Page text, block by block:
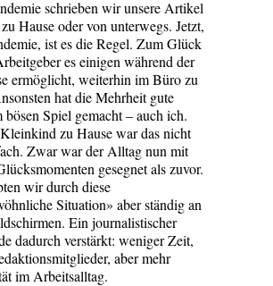
schrieben wir unsere Artikel
­Hause oder von unterwegs. Jetzt,
ist es die Regel. Zum Glück
es einigen während der
ermöglicht, weiterhin im Büro zu
hat die Mehrheit gute
Spiel gemacht – auch ich.
zu Hause war das nicht
Zwar war der Alltag nun mit
gesegnet als zuvor.
wir durch diese
Situation» aber ständig an
Ein journalistischer
dadurch verstärkt: weniger Zeit,
aber mehr
im Arbeitsalltag.